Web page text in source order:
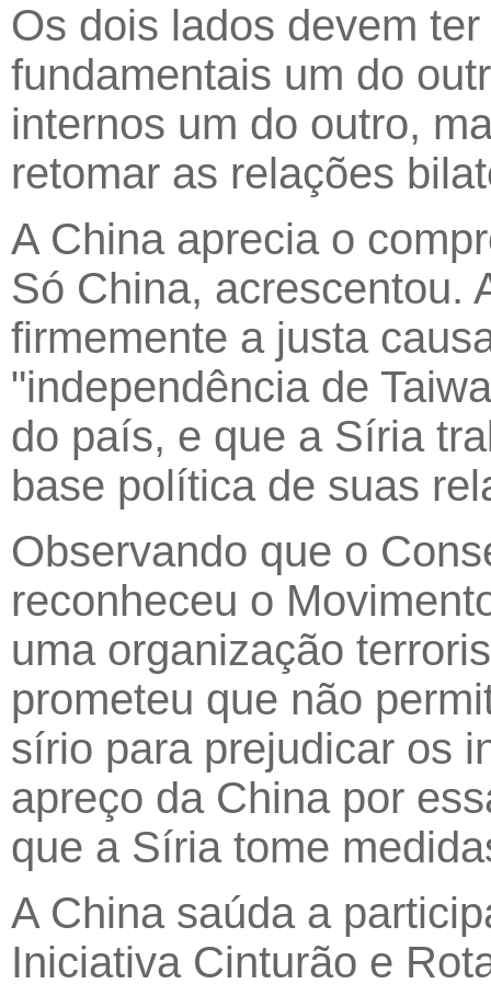
Os dois lados devem
fundamentais um do
internos um do outro,
retomar as relações
A China aprecia o
Só China, acrescentou.
firmemente a justa
"independência de
do país, e que a Síria
base política de suas
Observando que o
reconheceu o
uma organização
prometeu que não
sírio para prejudicar os
apreço da China por
que a Síria tome
A China saúda a
Iniciativa Cinturão e